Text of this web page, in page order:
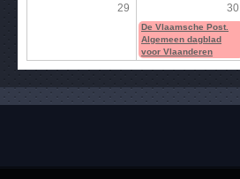
29 30
De Vlaamsche Post.
Algemeen dagblad
voor Vlaanderen